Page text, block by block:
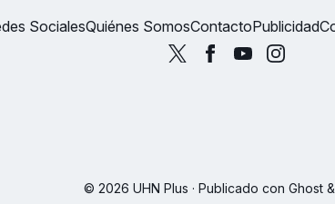
SocialesQuiénes SomosContactoPublicidad
© 2026 UHN Plus · Publicado con Ghost &